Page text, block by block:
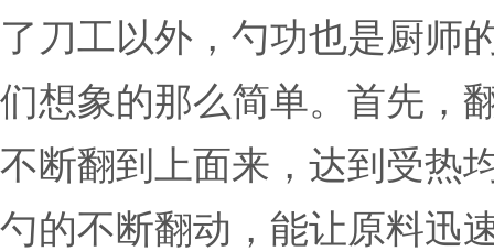
了刀工以外，勺功也是厨师
们想象的那么简单。首先，
不断翻到上面来，达到受热
勺的不断翻动，能让原料迅